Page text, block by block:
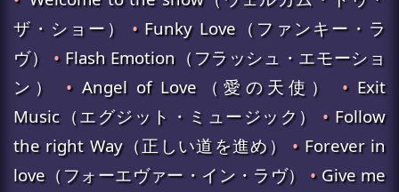
ザ・ショー） •Funky Love（ファンキー・ラ
ヴ） •Flash Emotion（フラッシュ・エモーショ
ン） •Angel of Love（愛の天使） •Exit
Music（エグジット・ミュージック） •Follow
the right Way（正しい道を進め） •Forever in
love（フォーエヴァー・イン・ラヴ） •Give me